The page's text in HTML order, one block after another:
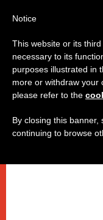
Notice
This website or its
necessary to its
purposes illustrated in
more or withdraw your
please refer to the
By closing this
continuing to browse